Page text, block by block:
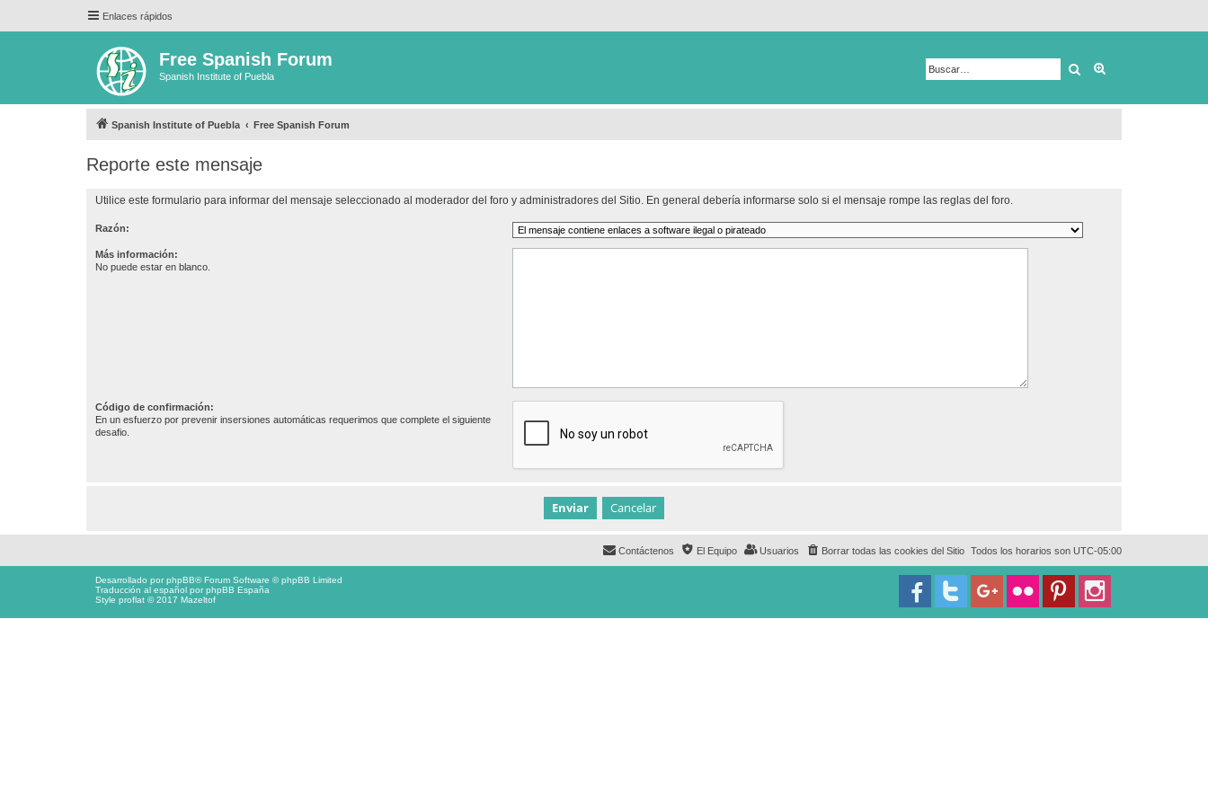
Enlaces rápidos
Free Spanish Forum
Spanish Institute of Puebla Buscar
Spanish Institute of Puebla Free Spanish Forum
Reporte este mensaje
Utilice este formulario para informar del mensaje seleccionado al moderador del foro y administradores del Sitio. En general debería informarse solo si el mensaje rompe las reglas del foro.
Razón:
Más información:
No puede estar en blanco.
Código de confirmación:
En un esfuerzo por prevenir insersiones automáticas requerimos que complete el siguiente
desafio.
Todos los horarios son UTC-05:00
Borrar todas las cookies del Sitio
Usuarios
El Equipo
Contáctenos
Desarrollado porphpBB® Forum Software © phpBB Limited
Traducción al español porphpBB España
Style proflat © 2017 Mazeltof